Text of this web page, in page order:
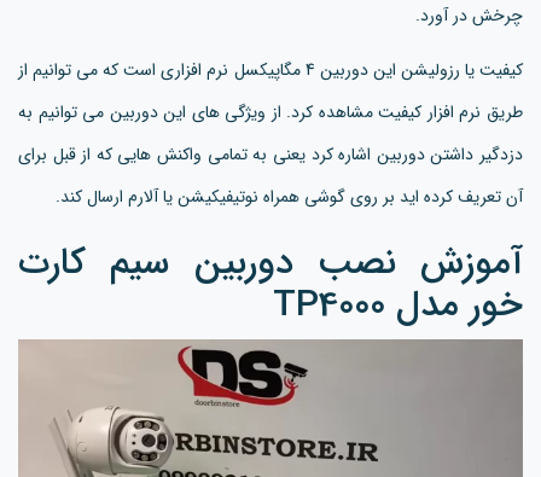
چرخش در آورد.
کیفیت یا رزولیشن این دوربین 4 مگاپیکسل نرم افزاری است که می توانیم از
طریق نرم افزار کیفیت مشاهده کرد. از ویژگی های این دوربین می توانیم به
دزدگیر داشتن دوربین اشاره کرد یعنی به تمامی واکنش هایی که از قبل برای
آن تعریف کرده اید بر روی گوشی همراه نوتیفیکیشن یا آلارم ارسال کند.
آموزش نصب دوربین سیم کارت
خور مدل TP4000